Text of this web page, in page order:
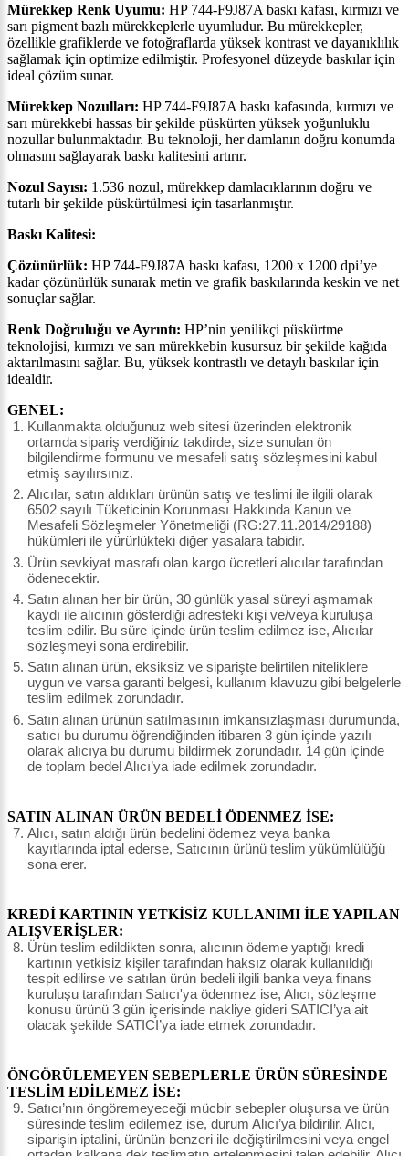
Mürekkep Renk Uyumu: HP 744-F9J87A baskı kafası, kırmızı ve
sarı pigment bazlı mürekkeplerle uyumludur. Bu mürekkepler,
özellikle grafiklerde ve fotoğraflarda yüksek kontrast ve dayanıklılık
sağlamak için optimize edilmiştir. Profesyonel düzeyde baskılar için
ideal çözüm sunar.
Mürekkep Nozulları: HP 744-F9J87A baskı kafasında, kırmızı ve
sarı mürekkebi hassas bir şekilde püskürten yüksek yoğunluklu
nozullar bulunmaktadır. Bu teknoloji, her damlanın doğru konumda
olmasını sağlayarak baskı kalitesini artırır.
Nozul Sayısı: 1.536 nozul, mürekkep damlacıklarının doğru ve
tutarlı bir şekilde püskürtülmesi için tasarlanmıştır.
Baskı Kalitesi:
Çözünürlük: HP 744-F9J87A baskı kafası, 1200 x 1200 dpi’ye
kadar çözünürlük sunarak metin ve grafik baskılarında keskin ve net
sonuçlar sağlar.
Renk Doğruluğu ve Ayrıntı: HP’nin yenilikçi püskürtme
teknolojisi, kırmızı ve sarı mürekkebin kusursuz bir şekilde kağıda
aktarılmasını sağlar. Bu, yüksek kontrastlı ve detaylı baskılar için
idealdir.
GENEL:
Kullanmakta olduğunuz web sitesi üzerinden elektronik
ortamda sipariş verdiğiniz takdirde, size sunulan ön
bilgilendirme formunu ve mesafeli satış sözleşmesini kabul
etmiş sayılırsınız.
Alıcılar, satın aldıkları ürünün satış ve teslimi ile ilgili olarak
6502 sayılı Tüketicinin Korunması Hakkında Kanun ve
Mesafeli Sözleşmeler Yönetmeliği (RG:27.11.2014/29188)
hükümleri ile yürürlükteki diğer yasalara tabidir.
Ürün sevkiyat masrafı olan kargo ücretleri alıcılar tarafından
ödenecektir.
Satın alınan her bir ürün, 30 günlük yasal süreyi aşmamak
kaydı ile alıcının gösterdiği adresteki kişi ve/veya kuruluşa
teslim edilir. Bu süre içinde ürün teslim edilmez ise, Alıcılar
sözleşmeyi sona erdirebilir.
Satın alınan ürün, eksiksiz ve siparişte belirtilen niteliklere
uygun ve varsa garanti belgesi, kullanım klavuzu gibi belgelerle
teslim edilmek zorundadır.
Satın alınan ürünün satılmasının imkansızlaşması durumunda,
satıcı bu durumu öğrendiğinden itibaren 3 gün içinde yazılı
olarak alıcıya bu durumu bildirmek zorundadır. 14 gün içinde
de toplam bedel Alıcı’ya iade edilmek zorundadır.
SATIN ALINAN ÜRÜN BEDELİ ÖDENMEZ İSE:
Alıcı, satın aldığı ürün bedelini ödemez veya banka
kayıtlarında iptal ederse, Satıcının ürünü teslim yükümlülüğü
sona erer.
KREDİ KARTININ YETKİSİZ KULLANIMI İLE YAPILAN
ALIŞVERİŞLER:
Ürün teslim edildikten sonra, alıcının ödeme yaptığı kredi
kartının yetkisiz kişiler tarafından haksız olarak kullanıldığı
tespit edilirse ve satılan ürün bedeli ilgili banka veya finans
kuruluşu tarafından Satıcı'ya ödenmez ise, Alıcı, sözleşme
konusu ürünü 3 gün içerisinde nakliye gideri SATICI’ya ait
olacak şekilde SATICI’ya iade etmek zorundadır.
ÖNGÖRÜLEMEYEN SEBEPLERLE ÜRÜN SÜRESİNDE
TESLİM EDİLEMEZ İSE:
Satıcı’nın öngöremeyeceği mücbir sebepler oluşursa ve ürün
süresinde teslim edilemez ise, durum Alıcı’ya bildirilir. Alıcı,
siparişin iptalini, ürünün benzeri ile değiştirilmesini veya engel